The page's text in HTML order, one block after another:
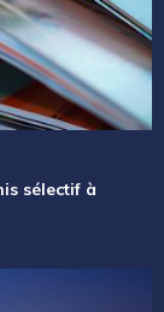
sélectif à